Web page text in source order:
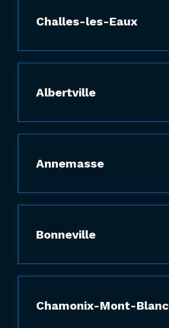
Challes-les-Eaux
Albertville
Annemasse
Bonneville
Chamonix-Mont-Blanc